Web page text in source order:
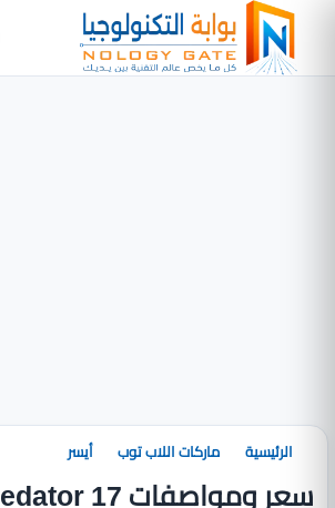
الرئيسية ماركات اللاب توب أيسر
سعر ومواصفات Acer Predator 17